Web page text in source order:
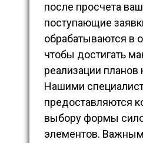
после просчета
поступающие
обрабатываются в
чтобы достигать
реализации планов
Нашими
предоставляются
выбору формы
элементов.